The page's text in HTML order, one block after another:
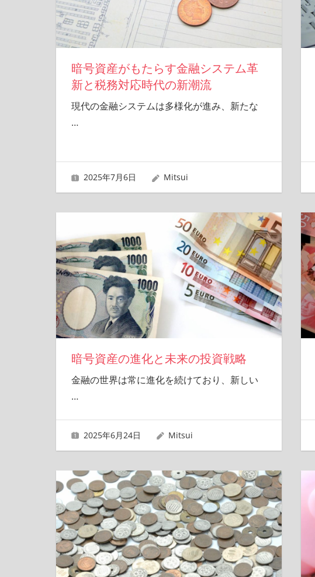
暗号資産がもたらす金融システム革
新と税務対応時代の新潮流
現代の金融システムは多様化が進み、新たな
…
2025年7月6日 Mitsui
暗号資産の進化と未来の投資戦略
金融の世界は常に進化を続けており、新しい
…
2025年6月24日 Mitsui